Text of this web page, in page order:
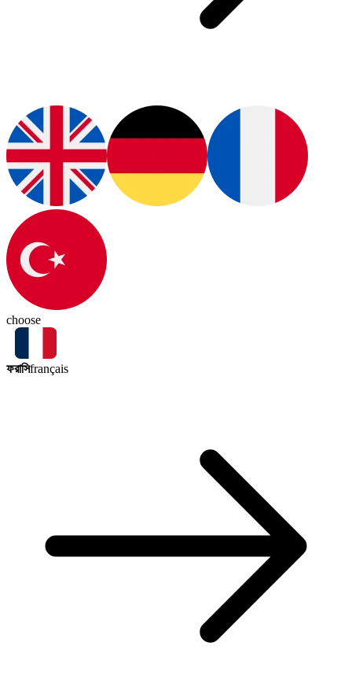
choose
ফরাসিfrançais